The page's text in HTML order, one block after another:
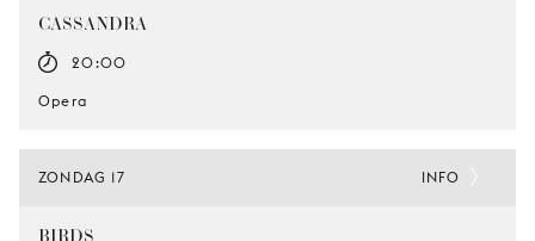
CASSANDRA
20:00
Opera
ZONDAG 17
BIRDS
INFO